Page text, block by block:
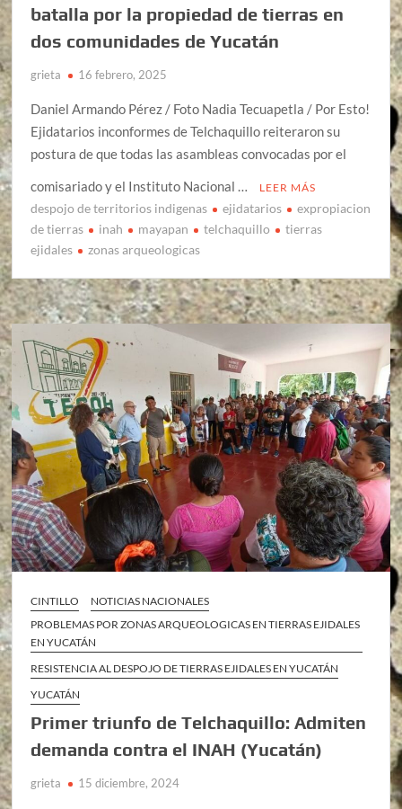
batalla por la propiedad de tierras en
dos comunidades de Yucatán
grieta 16 febrero, 2025
Daniel Armando Pérez / Foto Nadia Tecuapetla / Por Esto!
Ejidatarios inconformes de Telchaquillo reiteraron su
postura de que todas las asambleas convocadas por el
comisariado y el Instituto Nacional …
LEER MÁS
despojo de territorios indigenas ejidatarios
expropiacion
de tierras
inah mayapan telchaquillo
tierras
ejidales
zonas arqueologicas
CINTILLO
NOTICIAS NACIONALES
PROBLEMAS POR ZONAS ARQUEOLOGICAS EN TIERRAS EJIDALES
EN YUCATÁN
RESISTENCIA AL DESPOJO DE TIERRAS EJIDALES EN YUCATÁN
YUCATÁN
Primer triunfo de Telchaquillo: Admiten
demanda contra el INAH (Yucatán)
grieta 15 diciembre, 2024